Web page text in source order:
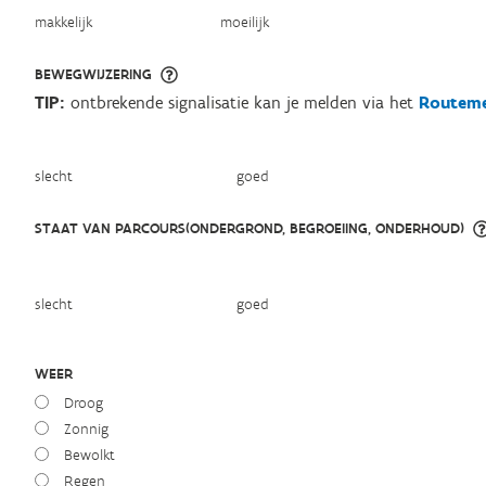
makkelijk moeilijk
BEWEGWIJZERING
slecht goed
TIP: ontbrekende signalisatie kan je melden via het
STAAT VAN PARCOURS(ONDERGROND, BEGROEIING, ONDERHOUD)
slecht goed
WEER
Droog
Zonnig
Bewolkt
Regen